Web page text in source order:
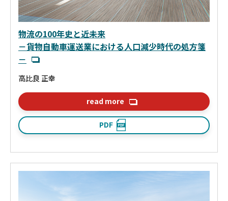
物流の100年史と近未来
－貨物自動車運送業における人口減少時代の処方箋
－
高比良 正幸
read more
PDF